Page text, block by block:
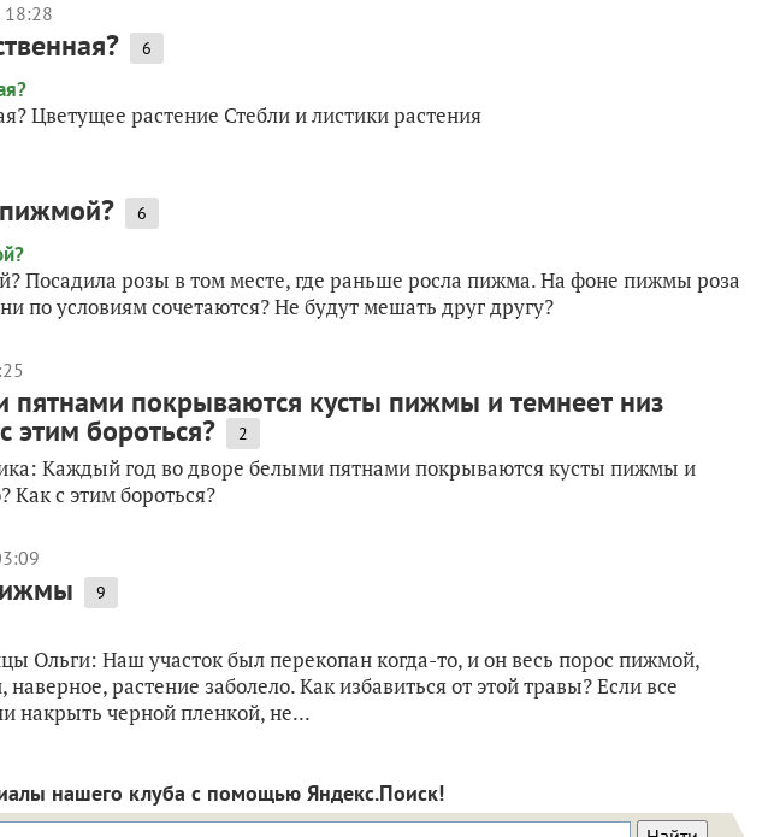
18:28
6
Цветущее растение Стебли и листики растения
6
Посадила розы в том месте, где раньше росла пижма. На фоне пижмы роза
по условиям сочетаются? Не будут мешать друг другу?
покрываются кусты пижмы и темнеет низ
этим бороться? 2
Каждый год во дворе белыми пятнами покрываются кусты пижмы и
Как с этим бороться?
9
Ольги: Наш участок был перекопан когда-то, и он весь порос пижмой,
растение заболело. Как избавиться от этой травы? Если все
накрыть черной пленкой, не...
нашего клуба с помощью Яндекс.Поиск!